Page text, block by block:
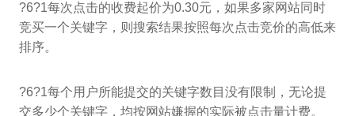
?6?1每次点击的收费起价为0.30元，如果多家网站同时
竞买一个关键字，则搜索结果按照每次点击竞价的高低来
排序。
?6?1每个用户所能提交的关键字数目没有限制，无论提
交多少个关键字，均按网站嫌握的实际被点击量计费。